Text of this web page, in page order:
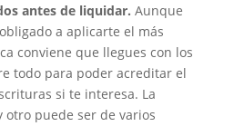
antes de liquidar. Aunque
a aplicarte el más
conviene que llegues con los
todo para poder acreditar el
si te interesa. La
puede ser de varios